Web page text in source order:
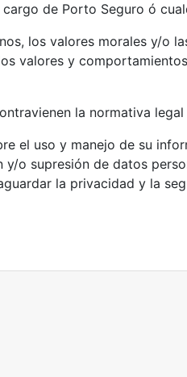
de Porto Seguro ó
los valores morales y/o
valores y
la normativa
el uso y manejo de su
o supresión de datos
la privacidad y la